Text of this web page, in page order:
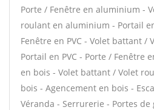
Porte / Fenêtre en aluminium -
roulant en aluminium - Portail
Fenêtre en PVC - Volet battant /
Portail en PVC - Porte / Fenêtre
en bois - Volet battant / Volet
bois - Agencement en bois -
Véranda - Serrurerie - Portes de